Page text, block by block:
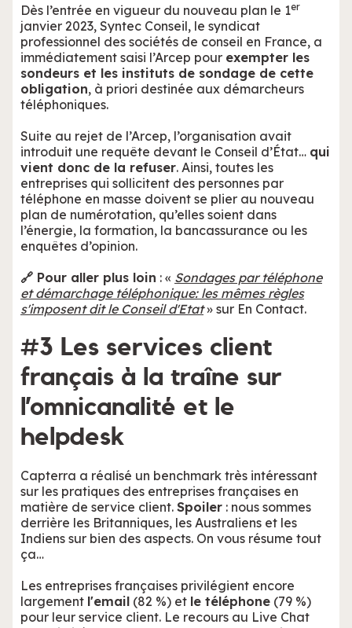
Dès l’entrée en vigueur du nouveau plan le 1er
janvier 2023, Syntec Conseil, le syndicat
professionnel des sociétés de conseil en France, a
immédiatement saisi l’Arcep pour exempter les
sondeurs et les instituts de sondage de cette
obligation, à priori destinée aux démarcheurs
téléphoniques.
Suite au rejet de l’Arcep, l’organisation avait
introduit une requête devant le Conseil d’État… qui
vient donc de la refuser. Ainsi, toutes les
entreprises qui sollicitent des personnes par
téléphone en masse doivent se plier au nouveau
plan de numérotation, qu’elles soient dans
l’énergie, la formation, la bancassurance ou les
enquêtes d’opinion.
🔗 Pour aller plus loin : « Sondages par téléphone
et démarchage téléphonique: les mêmes règles
s'imposent dit le Conseil d'Etat» sur En Contact.
#3 Les services client
français à la traîne sur
l’omnicanalité et le
helpdesk
Capterra a réalisé un benchmark très intéressant
sur les pratiques des entreprises françaises en
matière de service client. Spoiler : nous sommes
derrière les Britanniques, les Australiens et les
Indiens sur bien des aspects. On vous résume tout
ça…
Les entreprises françaises privilégient encore
largement l'email (82 %) et le téléphone (79 %)
pour leur service client. Le recours au Live Chat